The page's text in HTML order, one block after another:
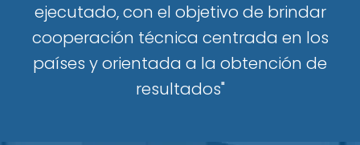
ejecutado, con el objetivo de brindar
cooperación técnica centrada en los
países y orientada a la obtención de
resultados"